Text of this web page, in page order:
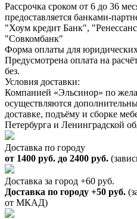
Рассрочка сроком от 6 до 36
предоставляется банками-
"Хоум кредит Банк",
"Совкомбанк"
Форма оплаты для
Предусмотрена оплата на
без.
Условия доставки:
Компанией «Эльсинор» по
осуществляются
доставке, подъёму и сборке
Петербурга и Ленинградской
Доставка по городу
от 1400 руб. до 2400 руб.
Доставка за город +60 руб.
Доставка по городу +50 руб.
от МКАД)